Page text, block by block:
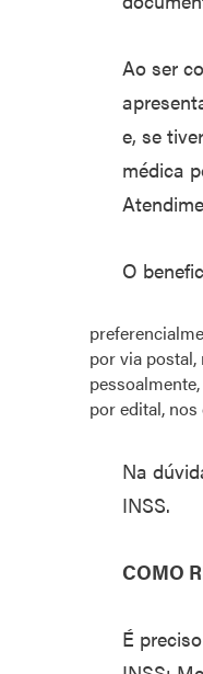
Ao ser
e, se
médica
O
por via
por edital,
Na
INSS.
COMO
É